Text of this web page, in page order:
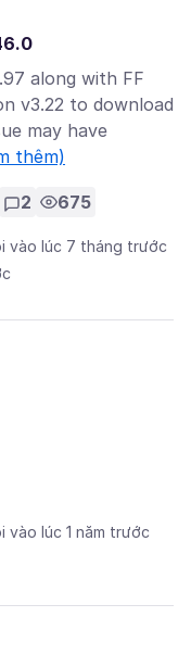
along with FF
v3.22 to download
may have
thêm)
2 675
vào lúc 7 tháng trước
vào lúc 1 năm trước